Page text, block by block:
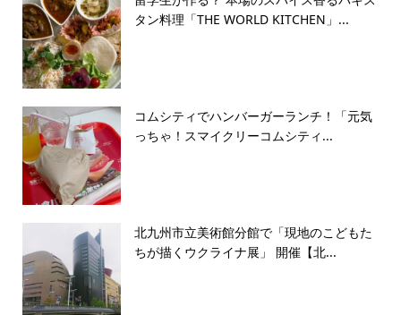
タン料理「THE WORLD KITCHEN」...
コムシティでハンバーガーランチ！「元気
っちゃ！スマイクリーコムシティ...
北九州市立美術館分館で「現地のこどもた
ちが描くウクライナ展」 開催【北...